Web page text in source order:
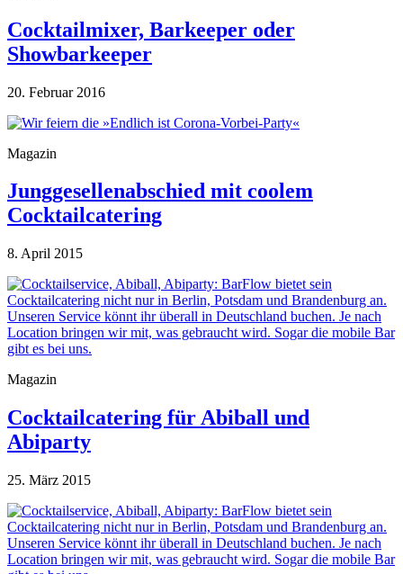
Cocktailmixer, Barkeeper oder
Showbarkeeper
20. Februar 2016
Magazin
Junggesellenabschied mit coolem
Cocktailcatering
8. April 2015
Magazin
Cocktailcatering für Abiball und
Abiparty
25. März 2015